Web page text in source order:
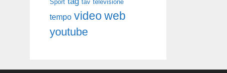
Sport tav televisione
tempo video web
youtube